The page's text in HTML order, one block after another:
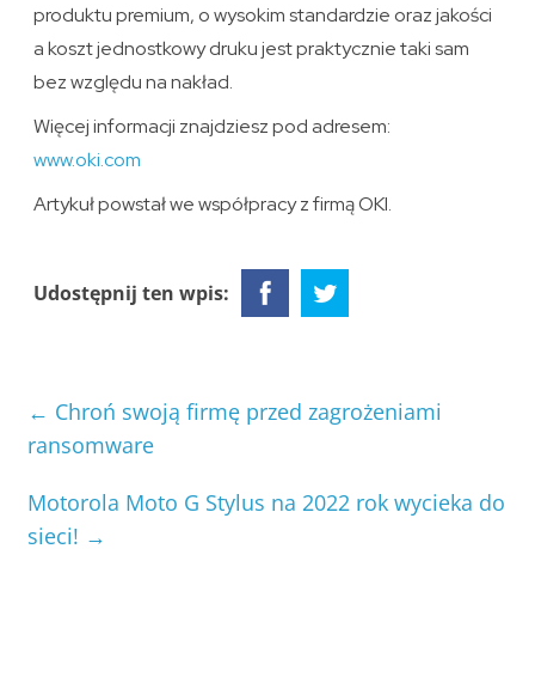
produktu premium, o wysokim standardzie oraz jakości
a koszt jednostkowy druku jest praktycznie taki sam
bez względu na nakład.
Więcej informacji znajdziesz pod adresem:
www.oki.com
Artykuł powstał we współpracy z firmą OKI.
Udostępnij ten wpis:
← Chroń swoją firmę przed zagrożeniami
ransomware
Motorola Moto G Stylus na 2022 rok wycieka do
sieci! →